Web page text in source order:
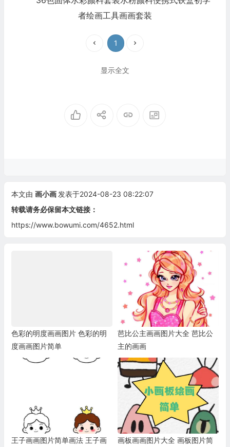
者绘画工具画画套装
1
显示全文
本文由 画小画 发表于2024-08-23 08:22:07
转载请务必保留本文链接：
https://www.bowumi.com/4652.html
色彩的明度画画图片 色彩的明
度画画图片简单
芭比公主画画图片大全 芭比公
主的画画
王子画画图片简单画法 王子画
画板画画图片大全 画板图片简